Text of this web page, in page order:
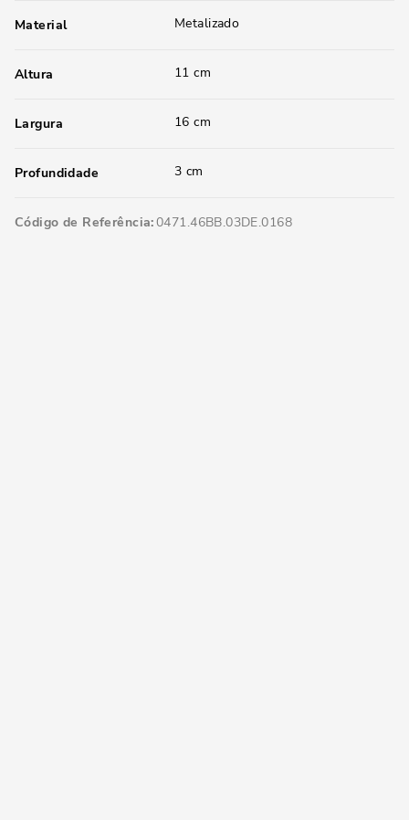
Material Metalizado
Altura 11 cm
Largura 16 cm
Profundidade 3 cm
Código de Referência 0471.46BB.03DE.0168